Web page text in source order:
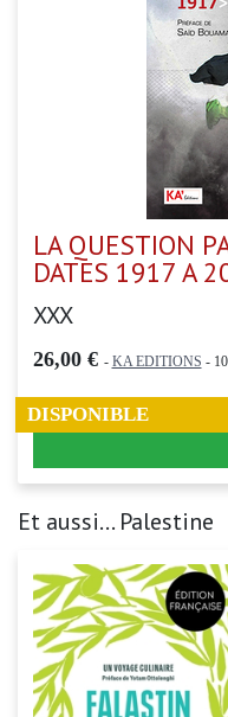
LA QUESTION
DATES 1917 A
XXX
26,00 € - KA EDITIONS -
DISPONIBLE
Et aussi... Palestine